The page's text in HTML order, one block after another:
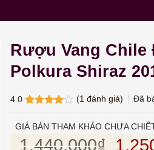
Rượu Vang Chile
Polkura Shiraz
4.0
5 dựa
giá
(1 đánh giá) Đã
GIÁ BÁN THAM KHẢO CHƯA
1.440.000₫ Giá